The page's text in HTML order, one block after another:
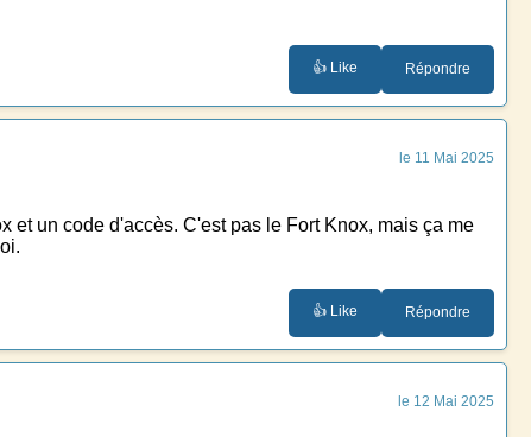
👍 Like Répondre
le 11 Mai 2025
et un code d'accès. C'est pas le Fort Knox, mais ça me
👍 Like Répondre
le 12 Mai 2025